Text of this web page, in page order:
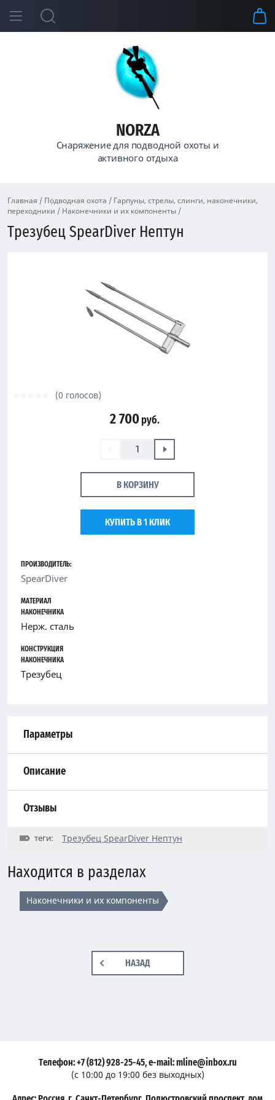
NORZA
Снаряжение для подводной охоты и
активного отдыха
Главная / Подводная охота / Гарпуны, стрелы, слинги, наконечники,
переходники / Наконечники и их компоненты /
Трезубец SpearDiver Нептун
(0 голосов)
2 700руб.
В КОРЗИНУ
КУПИТЬ В 1 КЛИК
ПРОИЗВОДИТЕЛЬ:
SpearDiver
МАТЕРИАЛ
НАКОНЕЧНИКА
Нерж. сталь
КОНСТРУКЦИЯ
НАКОНЕЧНИКА
Трезубец
Параметры
Описание
Отзывы
теги: Трезубец SpearDiver Нептун
Находится в разделах
Наконечники и их компоненты
НАЗАД
Телефон: +7 (812) 928-25-45, e-mail: mline@inbox.ru
(с 10:00 до 19:00 без выходных)